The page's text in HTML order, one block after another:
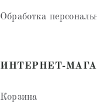
Обработка
ИНТЕРНЕТ-
Корзина